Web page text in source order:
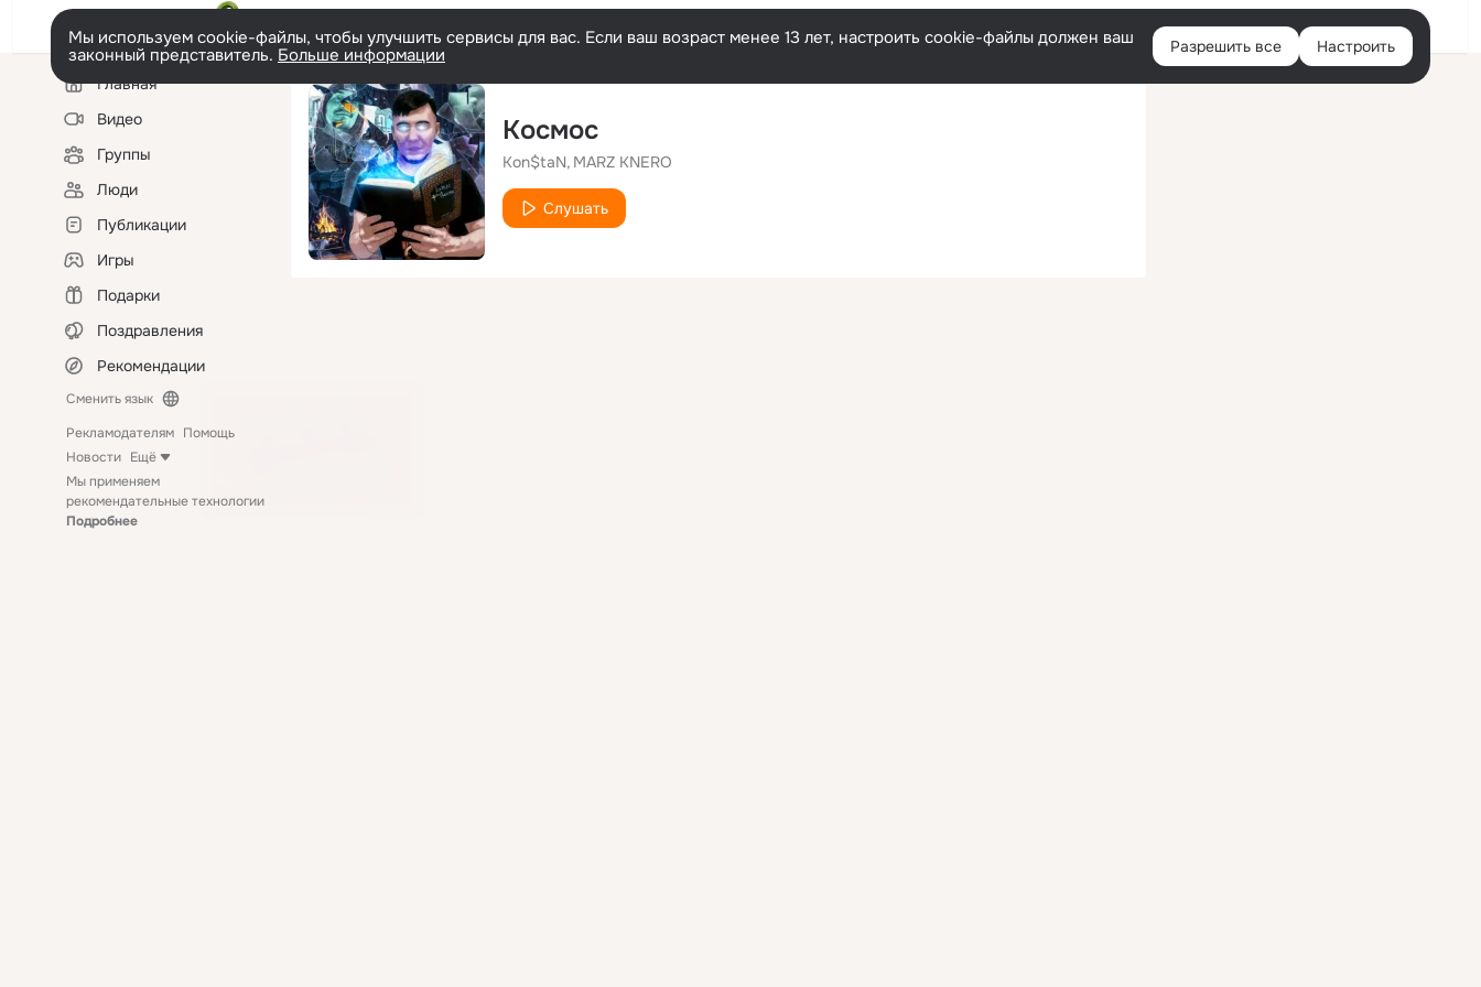
Войти
Мы используем cookie-файлы, чтобы улучшить сервисы для вас. Если ваш возраст менее 13 лет, настроить cookie-файлы должен ваш
законный представитель. Больше информации Разрешить все Настроить
Левая
колонкаГлавная
Видео
Группы
Люди
Публикации
Игры
Подарки
Поздравления
Рекомендации
Сменить язык
Рекламодателям Помощь
Новости Ещё
Мы применяем
рекомендательные технологии
Подробнее
Космос
Kon$taN MARZ KNERO
Слушать